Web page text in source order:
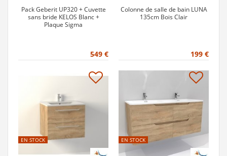
Pack Geberit UP320 + Cuvette
sans bride KELOS Blanc +
Plaque Sigma
549 €
Colonne de salle de bain LUNA
135cm Bois Clair
199 €
EN STOCK EN STOCK